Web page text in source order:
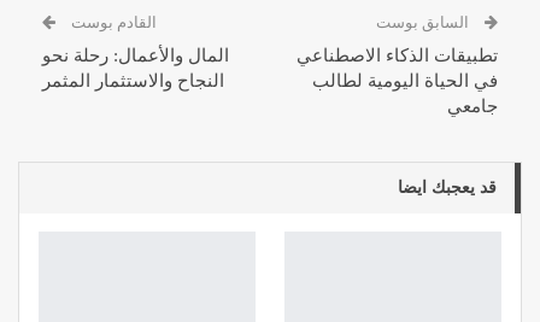
السابق بوست
تطبيقات الذكاء الاصطناعي
في الحياة اليومية لطالب
جامعي
القادم بوست
المال والأعمال: رحلة نحو
النجاح والاستثمار المثمر
قد يعجبك ايضا